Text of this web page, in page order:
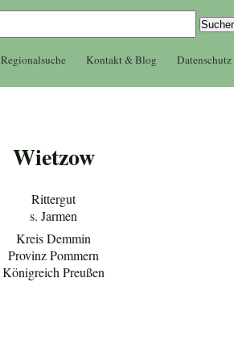
Regionalsuche Kontakt & Blog Datenschutz
Wietzow
Rittergut
s. Jarmen
Kreis Demmin
Provinz Pommern
Königreich Preußen